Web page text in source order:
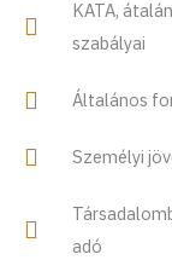
KATA,
szabályai
Általános
Személyi
adó